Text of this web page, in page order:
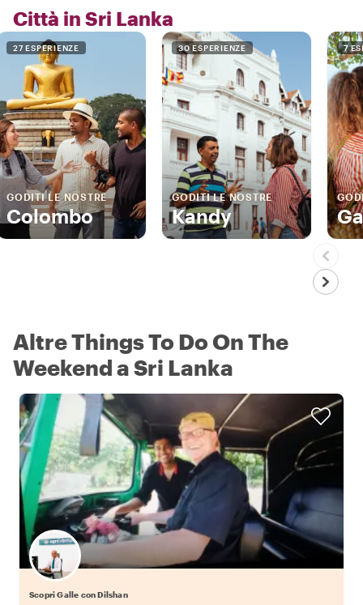
Città in Sri Lanka
27 ESPERIENZE
GODITI LE NOSTRE
Colombo
30 ESPERIENZE
GODITI LE NOSTRE
Kandy
7
Altre Things To Do On The
Weekend a Sri Lanka
Scopri Galle con Dilshan